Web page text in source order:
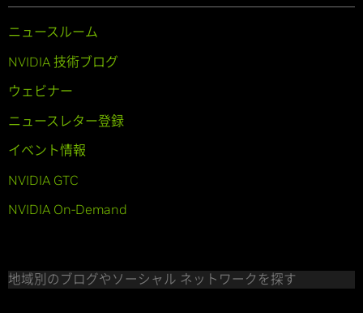
ニュースルーム
NVIDIA 技術ブログ
ウェビナー
ニュースレター登録
イベント情報
NVIDIA GTC
NVIDIA On-Demand
地域別のブログやソーシャル ネットワークを探す